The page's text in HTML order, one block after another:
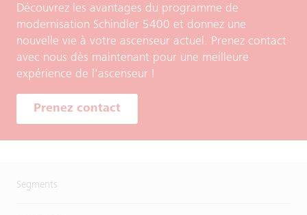
Découvrez les avantages du programme de
modernisation Schindler 5400 et donnez une
nouvelle vie à votre ascenseur actuel. Prenez contact
avec nous dès maintenant pour une meilleure
expérience de l'ascenseur !
Prenez contact
Segments